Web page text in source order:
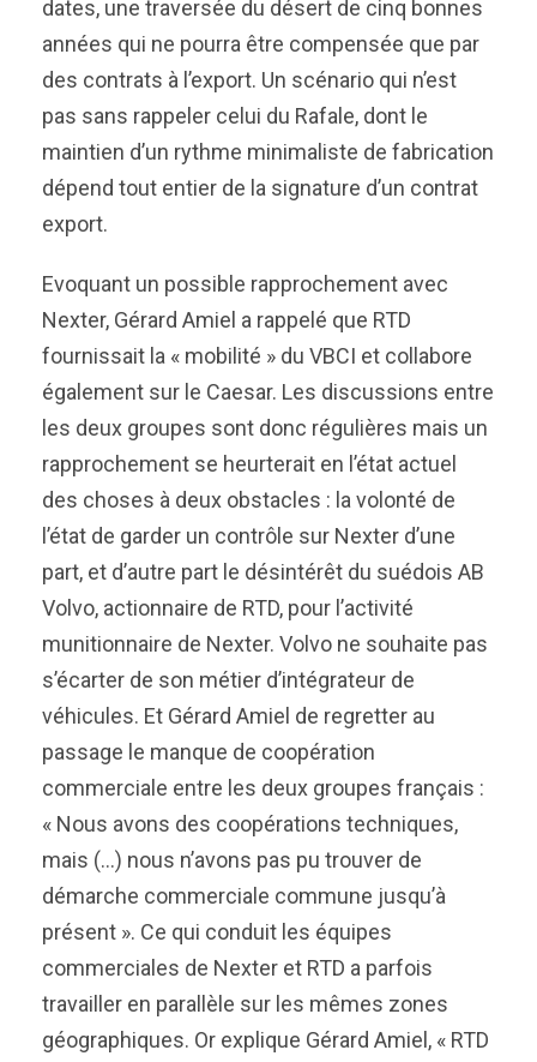
dates, une traversée du désert de cinq bonnes
années qui ne pourra être compensée que par
des contrats à l’export. Un scénario qui n’est
pas sans rappeler celui du Rafale, dont le
maintien d’un rythme minimaliste de fabrication
dépend tout entier de la signature d’un contrat
export.
Evoquant un possible rapprochement avec
Nexter, Gérard Amiel a rappelé que RTD
fournissait la « mobilité » du VBCI et collabore
également sur le Caesar. Les discussions entre
les deux groupes sont donc régulières mais un
rapprochement se heurterait en l’état actuel
des choses à deux obstacles : la volonté de
l’état de garder un contrôle sur Nexter d’une
part, et d’autre part le désintérêt du suédois AB
Volvo, actionnaire de RTD, pour l’activité
munitionnaire de Nexter. Volvo ne souhaite pas
s’écarter de son métier d’intégrateur de
véhicules. Et Gérard Amiel de regretter au
passage le manque de coopération
commerciale entre les deux groupes français :
« Nous avons des coopérations techniques,
mais (…) nous n’avons pas pu trouver de
démarche commerciale commune jusqu’à
présent ». Ce qui conduit les équipes
commerciales de Nexter et RTD a parfois
travailler en parallèle sur les mêmes zones
géographiques. Or explique Gérard Amiel, « RTD